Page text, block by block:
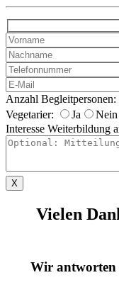
Anzahl Begleitpersonen:
Vegetarier:
Ja
Nein
Interesse Weiterbildung
X
Vielen
Wir antworten